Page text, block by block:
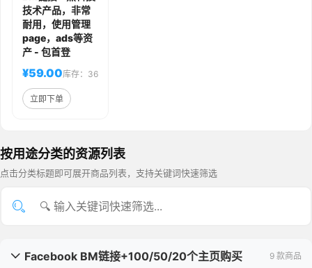
技术产品，非常
耐用，使用管理
page，ads等资
产 - 包首登
¥59.00库存：36
立即下单
按用途分类的资源列表
点击分类标题即可展开商品列表，支持关键词快速筛选
Facebook BM链接+100/50/20个主页购买 9 款商品
